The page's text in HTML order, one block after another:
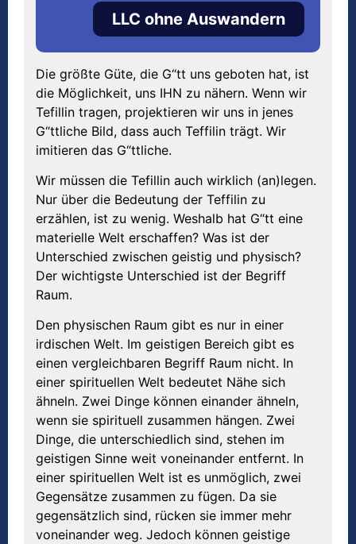
LLC ohne Auswandern
Die größte Güte, die G“tt uns geboten hat, ist
die Möglichkeit, uns IHN zu nähern. Wenn wir
Tefillin tragen, projektieren wir uns in jenes
G“ttliche Bild, dass auch Teffilin trägt. Wir
imitieren das G“ttliche.
Wir müssen die Tefillin auch wirklich (an)legen.
Nur über die Bedeutung der Teffilin zu
erzählen, ist zu wenig. Weshalb hat G“tt eine
materielle Welt erschaffen? Was ist der
Unterschied zwischen geistig und physisch?
Der wichtigste Unterschied ist der Begriff
Raum.
Den physischen Raum gibt es nur in einer
irdischen Welt. Im geistigen Bereich gibt es
einen vergleichbaren Begriff Raum nicht. In
einer spirituellen Welt bedeutet Nähe sich
ähneln. Zwei Dinge können einander ähneln,
wenn sie spirituell zusammen hängen. Zwei
Dinge, die unterschiedlich sind, stehen im
geistigen Sinne weit voneinander entfernt. In
einer spirituellen Welt ist es unmöglich, zwei
Gegensätze zusammen zu fügen. Da sie
gegensätzlich sind, rücken sie immer mehr
voneinander weg. Jedoch können geistige